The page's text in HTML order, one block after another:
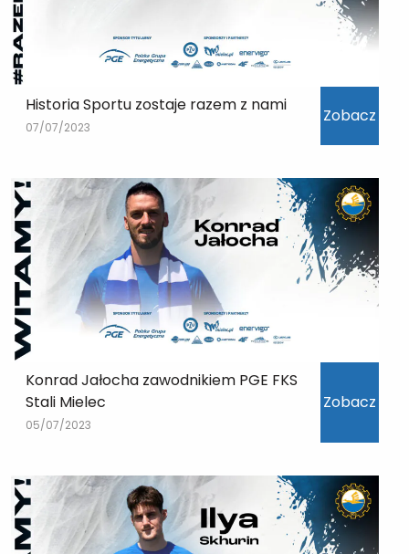
Historia Sportu zostaje razem z nami
07/07/2023
Zobacz
Konrad Jałocha zawodnikiem PGE FKS
Stali Mielec
05/07/2023
Zobacz